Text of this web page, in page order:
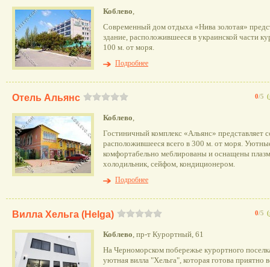
Коблево,
Современный дом отдыха «Нива золотая»
здание, расположившееся в украинской части
100 м. от моря.
Подробнее
0/5 (
Отель Альянс
Коблево,
Гостиничный комплекс «Альянс» представляет
расположившееся всего в 300 м. от моря.
комфортабельно меблированы и оснащены
холодильник, сейфом, кондиционером.
Подробнее
0/5 (
Вилла Хельга (Helga)
Коблево, пр-т Курортный, 61
На Черноморском побережье курортного
уютная вилла "Хельга", которая готова приятно